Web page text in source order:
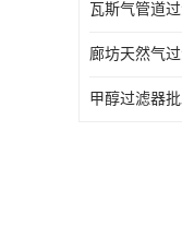
瓦斯气管道
廊坊天然气
甲醇过滤器